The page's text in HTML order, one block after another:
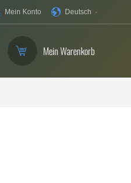
Ihre
Deutsch
Mein Konto
Mein Warenkorb